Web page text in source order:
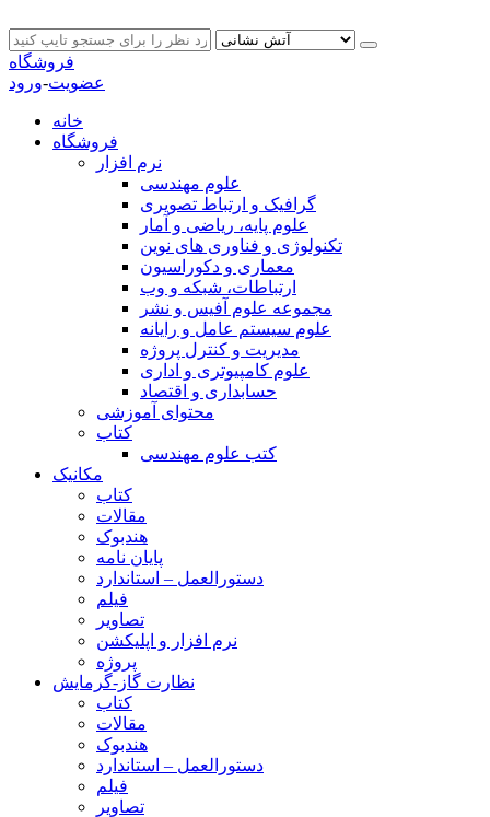
فروشگاه
عضویت-ورود
خانه
فروشگاه
نرم افزار
علوم مهندسی
گرافیک و ارتباط تصویری
علوم پایه، ریاضی و آمار
تکنولوژی و فناوری های نوین
معماری و دکوراسیون
ارتباطات، شبکه و وب
مجموعه علوم آفیس و نشر
علوم سیستم عامل و رایانه
مدیریت و کنترل پروژه
علوم کامپیوتری و اداری
حسابداری و اقتصاد
محتوای آموزشی
کتاب
کتب علوم مهندسی
مکانیک
کتاب
مقالات
هندبوک
پایان نامه
دستورالعمل – استاندارد
فیلم
تصاویر
نرم افزار و اپلیکشن
پروژه
نظارت گاز-گرمایش
کتاب
مقالات
هندبوک
دستورالعمل – استاندارد
فیلم
تصاویر